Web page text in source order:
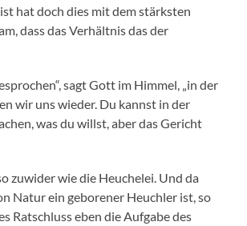
hat doch dies mit dem stärksten
dass das Verhältnis das der
sagt Gott im Himmel, „in der
wir uns wieder. Du kannst in der
was du willst, aber das Gericht
zuwider wie die Heuchelei. Und da
Natur ein geborener Heuchler ist, so
Ratschluss eben die Aufgabe des